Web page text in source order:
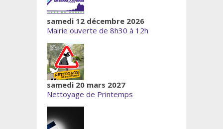
samedi 12 décembre 2026
Mairie ouverte de 8h30 à 12h
samedi 20 mars 2027
Nettoyage de Printemps